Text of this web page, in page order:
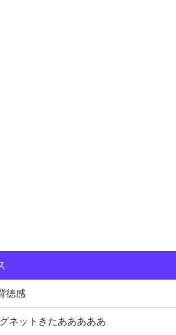
徳感
ネットきたあああああ